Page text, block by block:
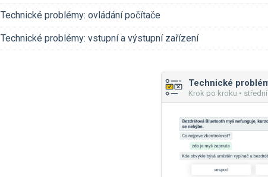
Technické problémy: ovládání počítače
Technické problémy: vstupní a výstupní zařízení
Krok po kroku • střední